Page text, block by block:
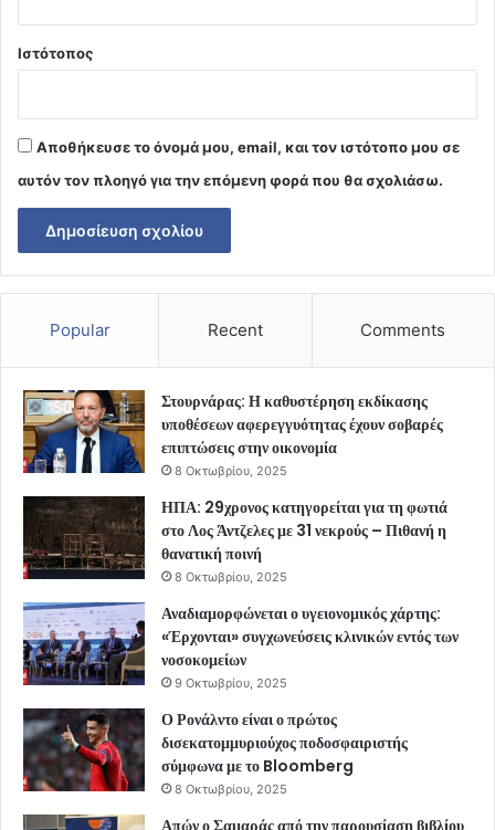
Ιστότοπος
Αποθήκευσε το όνομά μου, email, και τον ιστότοπο μου σε
αυτόν τον πλοηγό για την επόμενη φορά που θα σχολιάσω.
Popular Recent Comments
Στουρνάρας: Η καθυστέρηση εκδίκασης
υποθέσεων αφερεγγυότητας έχουν σοβαρές
επιπτώσεις στην οικονομία
8 Οκτωβρίου, 2025
ΗΠΑ: 29χρονος κατηγορείται για τη φωτιά
στο Λος Άντζελες με 31 νεκρούς – Πιθανή η
θανατική ποινή
8 Οκτωβρίου, 2025
Αναδιαμορφώνεται ο υγειονομικός χάρτης:
«Έρχονται» συγχωνεύσεις κλινικών εντός των
νοσοκομείων
9 Οκτωβρίου, 2025
Ο Ρονάλντο είναι ο πρώτος
δισεκατομμυριούχος ποδοσφαιριστής
σύμφωνα με το Bloomberg
8 Οκτωβρίου, 2025